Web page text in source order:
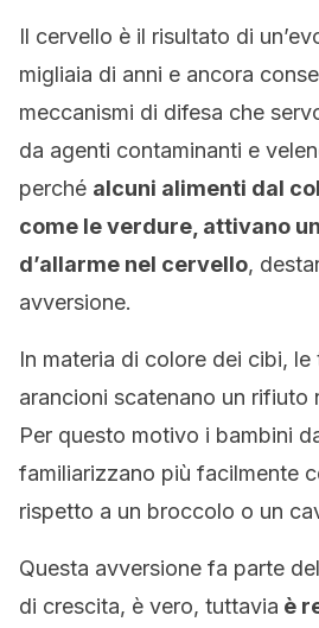
Il cervello è il risultato di
migliaia di anni e ancora
meccanismi di difesa che
da agenti contaminanti e
perché alcuni alimenti dal
come le verdure, attivano
d’allarme nel cervello,
avversione.
In materia di colore dei cibi,
arancioni scatenano un rifiuto
Per questo motivo i bambini
familiarizzano più facilmente
rispetto a un broccolo o un
Questa avversione fa parte
di crescita, è vero, tuttavia è